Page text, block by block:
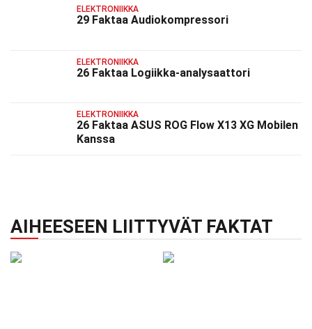
ELEKTRONIIKKA
29 Faktaa Audiokompressori
ELEKTRONIIKKA
26 Faktaa Logiikka-analysaattori
ELEKTRONIIKKA
26 Faktaa ASUS ROG Flow X13 XG Mobilen
Kanssa
AIHEESEEN LIITTYVÄT FAKTAT